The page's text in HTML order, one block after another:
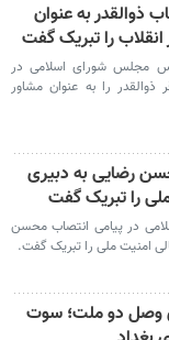
به عنوان
را تبریک گفت
مجلس شورای اسلامی در
ذوالقدر را به عنوان مشاور
رضایی به دبیری
را تبریک گفت
در پیامی انتصاب محسن
امنیت ملی را تبریک گفت.
وصل دو ملت؛ سوت